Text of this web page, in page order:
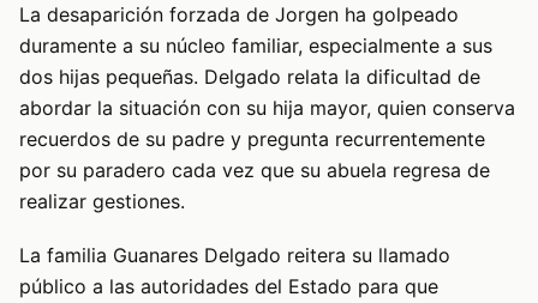
La desaparición forzada de Jorgen ha golpeado
duramente a su núcleo familiar, especialmente a sus
dos hijas pequeñas. Delgado relata la dificultad de
abordar la situación con su hija mayor, quien conserva
recuerdos de su padre y pregunta recurrentemente
por su paradero cada vez que su abuela regresa de
realizar gestiones.
La familia Guanares Delgado reitera su llamado
público a las autoridades del Estado para que